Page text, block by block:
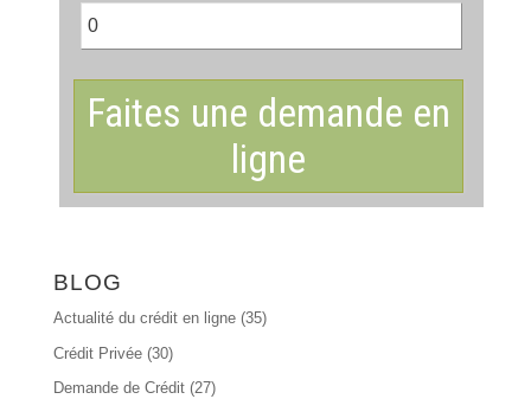
Faites une demande en
ligne
BLOG
Actualité du crédit en ligne(35)
Crédit Privée(30)
Demande de Crédit(27)